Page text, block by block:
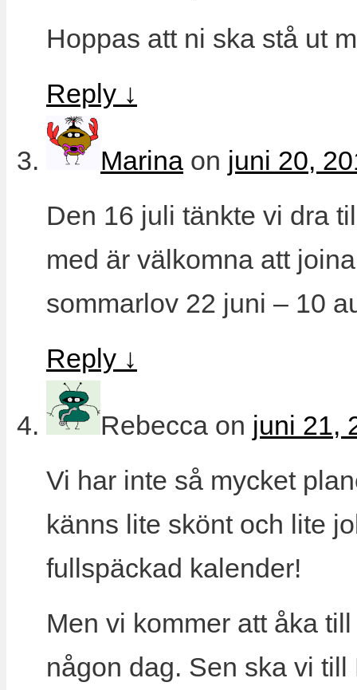
Hoppas att ni ska stå ut
Reply ↓
Marina on juni 20,
Den 16 juli tänkte vi dra
med är välkomna att
sommarlov 22 juni – 10
Reply ↓
Rebecca on juni 21,
Vi har inte så mycket
känns lite skönt och lite
fullspäckad kalender!
Men vi kommer att åka
någon dag. Sen ska vi